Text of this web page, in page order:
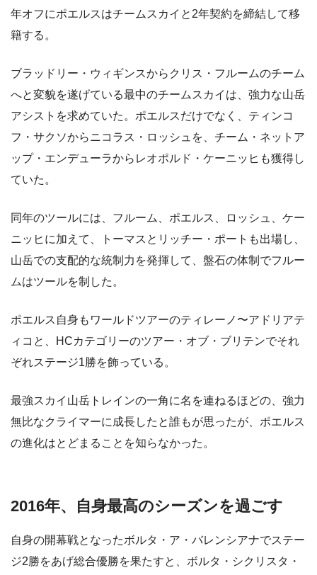
年オフにポエルスはチームスカイと2年契約を締結して移
籍する。
ブラッドリー・ウィギンスからクリス・フルームのチーム
へと変貌を遂げている最中のチームスカイは、強力な山岳
アシストを求めていた。ポエルスだけでなく、ティンコ
フ・サクソからニコラス・ロッシュを、チーム・ネットア
ップ・エンデューラからレオポルド・ケーニッヒも獲得し
ていた。
同年のツールには、フルーム、ポエルス、ロッシュ、ケー
ニッヒに加えて、トーマスとリッチー・ポートも出場し、
山岳での支配的な統制力を発揮して、盤石の体制でフルー
ムはツールを制した。
ポエルス自身もワールドツアーのティレーノ〜アドリアテ
ィコと、HCカテゴリーのツアー・オブ・ブリテンでそれ
ぞれステージ1勝を飾っている。
最強スカイ山岳トレインの一角に名を連ねるほどの、強力
無比なクライマーに成長したと誰もが思ったが、ポエルス
の進化はとどまることを知らなかった。
2016年、自身最高のシーズンを過ごす
自身の開幕戦となったボルタ・ア・バレンシアナでステー
ジ2勝をあげ総合優勝を果たすと、ボルタ・シクリスタ・